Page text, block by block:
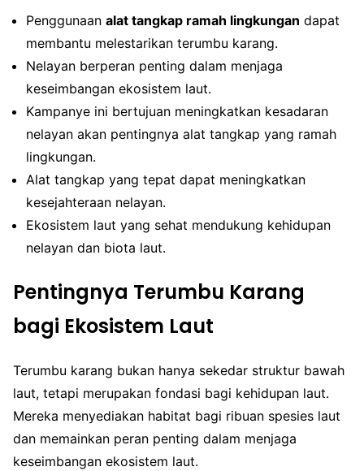
Penggunaan alat tangkap ramah lingkungan dapat
membantu melestarikan terumbu karang.
Nelayan berperan penting dalam menjaga
keseimbangan ekosistem laut.
Kampanye ini bertujuan meningkatkan kesadaran
nelayan akan pentingnya alat tangkap yang ramah
lingkungan.
Alat tangkap yang tepat dapat meningkatkan
kesejahteraan nelayan.
Ekosistem laut yang sehat mendukung kehidupan
nelayan dan biota laut.
Pentingnya Terumbu Karang
bagi Ekosistem Laut
Terumbu karang bukan hanya sekedar struktur bawah
laut, tetapi merupakan fondasi bagi kehidupan laut.
Mereka menyediakan habitat bagi ribuan spesies laut
dan memainkan peran penting dalam menjaga
keseimbangan ekosistem laut.